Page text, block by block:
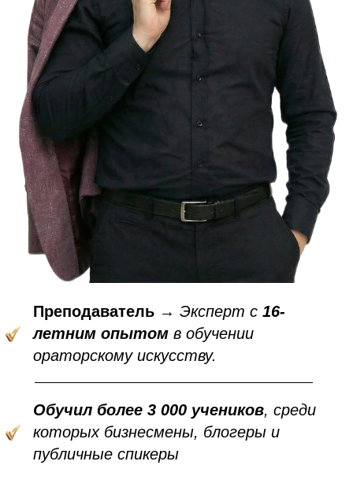
Преподаватель → Эксперт с 16-
летним опытом в обучении
ораторскому искусству.
Обучил более 3 000 учеников, среди
которых бизнесмены, блогеры и
публичные спикеры